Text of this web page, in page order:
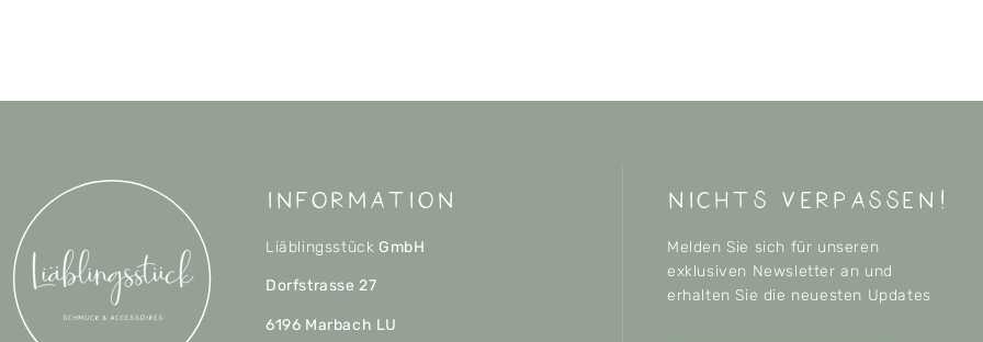
Information
Liäblingsstück GmbH
Dorfstrasse 27
6196 Marbach LU
nichts verpassen!
Melden Sie sich für unseren
exklusiven Newsletter an und
erhalten Sie die neuesten Updates